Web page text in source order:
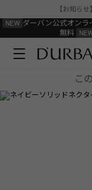
【お知ら
ダーバン公式オンラ
無料
こ